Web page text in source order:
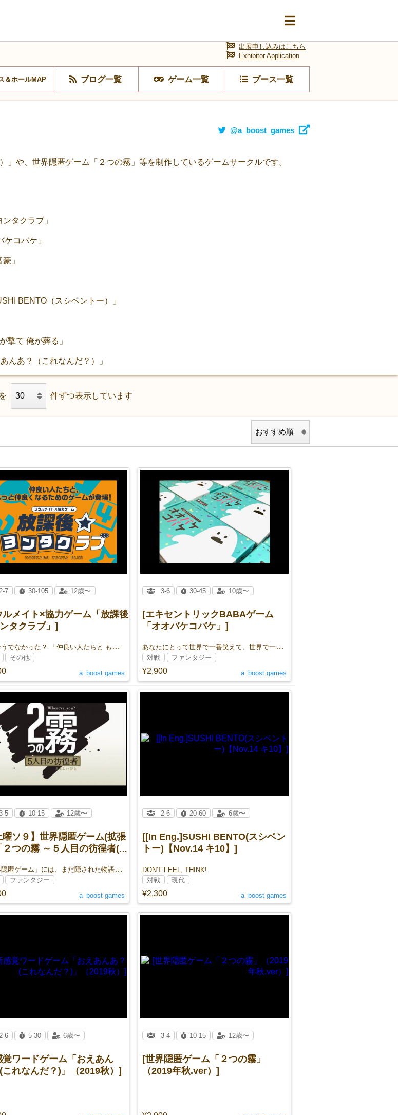
＆ホールMAP ブログ一覧 ゲーム一覧 ブース一覧
出展申し込みはこちら
Exhibitor Application
@a_boost_games
」や、世界隠匿ゲーム「２つの霧」等を制作しているゲームサークルです。
タクラブ」
コバケ」
」
BENTO（スシベントー）」
撃て 俺が葬る」
んあ？（これなんだ？）」
件ずつ表示しています
ルメイト×協力ゲーム「放課後
タクラブ」]
ありそうでなかった？ 「仲良い人たちと もっと仲良くなるための協力ゲーム」
2-7 30-105 12歳〜
その他
a_boost games
[エキセントリックBABAゲーム
「オオバケコバケ」]
あなたにとって世界で一番笑えて、世界で一番緊張するババ抜きになるかも？
¥2,900
3-6 30-45 10歳〜
対戦 ファンタジー
a_boost games
曜ソ９】世界隠匿ゲーム(拡張
２つの霧 ～５人目の彷徨者(さ
「世界隠匿ゲーム」には、まだ隠された物語がある
5 10-15 12歳〜
ファンタジー
a_boost games
[[In Eng.]SUSHI BENTO(スシベン
トー)【Nov.14 キ10】]
DON'T FEEL, THINK!
¥2,300
2-6 20-60 6歳〜
対戦 現代
a_boost games
覚ワードゲーム「おえあん
これなんだ？)」（2019秋）]
2-6 5-30 6歳〜
[世界隠匿ゲーム「２つの霧」
（2019年秋.ver）]
3-4 10-15 12歳〜